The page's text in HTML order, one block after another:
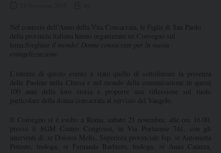
Nel contesto dell’Anno della Vita Consacrata, le Figlie di San Paolo
della provincia italiana hanno organizzato un Convegno sul
tema: Svegliate il mondo! Donne consacrate per la nuova
evangelizzazione
L’intento di questo evento è stato quello di sottolineare la presenza
delle Paoline nella Chiesa e nel mondo della comunicazione in questi
100 anni della loro storia e proporre una riflessione sul ruolo
particolare della donna consacrata al servizio del Vangelo.
Il Convegno si è svolto a Roma, sabato 21 novembre, alle ore 16.00,
presso il SGM Centro Congressi, in Via Portuense 741, con gli
interventi di: sr Dolores Melis, Superiora provinciale fsp, sr Antonietta
Potente, teologa, sr Fernanda Barbiero, teologa, sr Anna Caiazza,